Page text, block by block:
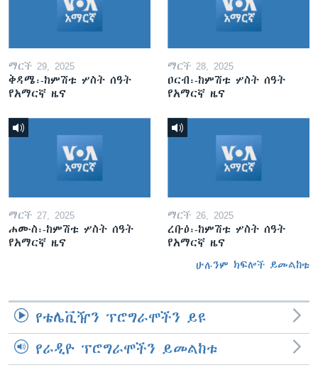
ማርች 29, 2025
ቅዳሜ፡-ከምሽቱ ሦስት ሰዓት
የአማርኛ ዜና
ማርች 28, 2025
ዐርብ፡-ከምሽቱ ሦስት ሰዓት
የአማርኛ ዜና
ማርች 27, 2025
ሐሙስ፡-ከምሽቱ ሦስት ሰዓት
የአማርኛ ዜና
ማርች 26, 2025
ረቡዕ፡-ከምሽቱ ሦስት ሰዓት
የአማርኛ ዜና
ሁሉንም ክፍሎች ይመልከቱ
የቴሌቪዥን ፕሮግራሞችን ይዩ
የራዲዮ ፕሮግራሞችን ይመልከቱ